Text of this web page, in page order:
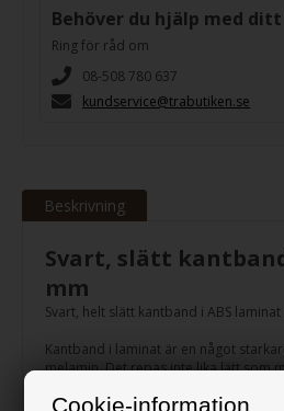
Cookie-information
Behöver du hjälp med ditt
Ring för råd om
08-508 780 637
kundservice@trabutiken.se
Beskrivning
Svart, slätt
mm
Svart, helt slätt kantband i ABS
Kantband i laminat är en något
melamin. Det repas inte lika lätt som